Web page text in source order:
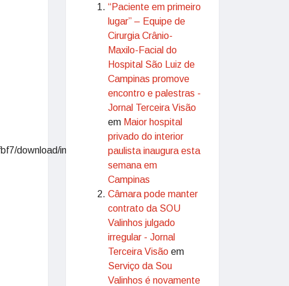
“Paciente em primeiro
lugar” – Equipe de
Cirurgia Crânio-
Maxilo-Facial do
Hospital São Luiz de
Campinas promove
encontro e palestras -
Jornal Terceira Visão
em Maior hospital
privado do interior
paulista inaugura esta
semana em
Campinas
Câmara pode manter
contrato da SOU
Valinhos julgado
irregular - Jornal
Terceira Visão em
Serviço da Sou
Valinhos é novamente